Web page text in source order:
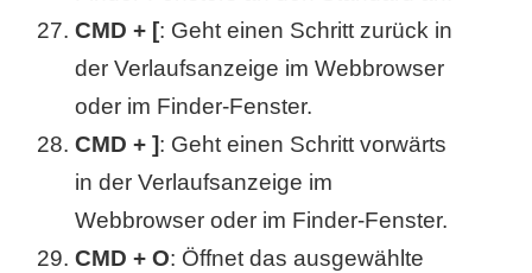
CMD + [: Geht einen Schritt zurück in
der Verlaufsanzeige im Webbrowser
oder im Finder-Fenster.
CMD + ]: Geht einen Schritt vorwärts
in der Verlaufsanzeige im
Webbrowser oder im Finder-Fenster.
CMD + O: Öffnet das ausgewählte